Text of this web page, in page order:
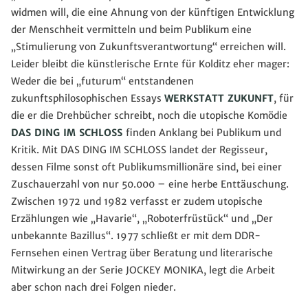
widmen will, die eine Ahnung von der künftigen Entwicklung
der Menschheit vermitteln und beim Publikum eine
„Stimulierung von Zukunftsverantwortung“ erreichen will.
Leider bleibt die künstlerische Ernte für Kolditz eher mager:
Weder die bei „futurum“ entstandenen
zukunftsphilosophischen Essays WERKSTATT ZUKUNFT, für
die er die Drehbücher schreibt, noch die utopische Komödie
DAS DING IM SCHLOSS finden Anklang bei Publikum und
Kritik. Mit DAS DING IM SCHLOSS landet der Regisseur,
dessen Filme sonst oft Publikumsmillionäre sind, bei einer
Zuschauerzahl von nur 50.000 – eine herbe Enttäuschung.
Zwischen 1972 und 1982 verfasst er zudem utopische
Erzählungen wie „Havarie“, „Roboterfrüstück“ und „Der
unbekannte Bazillus“. 1977 schließt er mit dem DDR-
Fernsehen einen Vertrag über Beratung und literarische
Mitwirkung an der Serie JOCKEY MONIKA, legt die Arbeit
aber schon nach drei Folgen nieder.